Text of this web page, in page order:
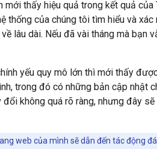
mới thấy hiệu quả trong kết quả
thống của chúng tôi tìm hiểu và
lâu dài. Nếu đã vài tháng mà bạn
yếu quy mô lớn thì mới thấy
trong đó có những bản cập nhật
không quá rõ ràng, nhưng đây
web của mình sẽ dẫn đến tác động